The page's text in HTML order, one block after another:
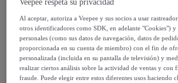
Actualmente no hay
Regístrate y accede a todos los
para nuestros
Veepee respeta su privacidad
Al aceptar, autoriza a Veepee y sus socios a usar
otros identificadores como SDK, en adelante "Cookies") y
personales (como sus datos de navegación, datos de
proporcionada en su cuenta de miembro) con el fin de
personalizada (incluida en su pantalla de televisión) y
realizar ciertos análisis sobre la actividad de ventas y con
fraude. Puede elegir entre estos diferentes usos haciendo